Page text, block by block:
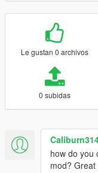
Le gustan 0 archivos
0 subidas
how do you
mod? Great